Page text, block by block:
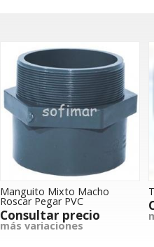
Manguito Mixto Macho
Roscar Pegar PVC
Consultar precio
más variaciones